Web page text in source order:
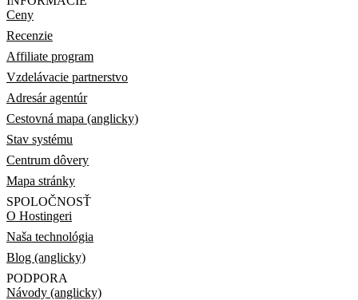
Ceny
Recenzie
Affiliate program
Vzdelávacie partnerstvo
Adresár agentúr
Cestovná mapa (anglicky)
Stav systému
Centrum dôvery
Mapa stránky
SPOLOČNOSŤ
O Hostingeri
Naša technológia
Blog (anglicky)
PODPORA
Návody (anglicky)